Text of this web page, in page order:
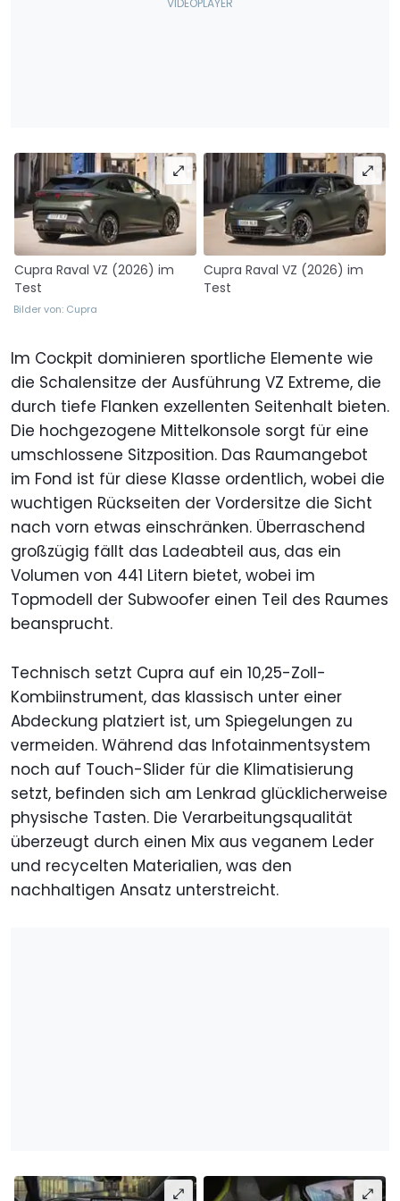
Cupra Raval VZ (2026) im
Test
Cupra Raval VZ (2026) im
Test
Bilder von: Cupra
Im Cockpit dominieren sportliche Elemente wie
die Schalensitze der Ausführung VZ Extreme, die
durch tiefe Flanken exzellenten Seitenhalt bieten.
Die hochgezogene Mittelkonsole sorgt für eine
umschlossene Sitzposition. Das Raumangebot
im Fond ist für diese Klasse ordentlich, wobei die
wuchtigen Rückseiten der Vordersitze die Sicht
nach vorn etwas einschränken. Überraschend
großzügig fällt das Ladeabteil aus, das ein
Volumen von 441 Litern bietet, wobei im
Topmodell der Subwoofer einen Teil des Raumes
beansprucht.
Technisch setzt Cupra auf ein 10,25-Zoll-
Kombiinstrument, das klassisch unter einer
Abdeckung platziert ist, um Spiegelungen zu
vermeiden. Während das Infotainmentsystem
noch auf Touch-Slider für die Klimatisierung
setzt, befinden sich am Lenkrad glücklicherweise
physische Tasten. Die Verarbeitungsqualität
überzeugt durch einen Mix aus veganem Leder
und recycelten Materialien, was den
nachhaltigen Ansatz unterstreicht.